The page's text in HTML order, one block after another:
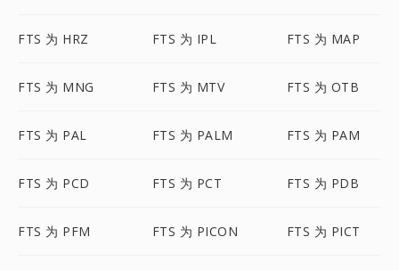
FTS 为 HRZ FTS 为 IPL FTS 为 MAP
FTS 为 MNG FTS 为 MTV FTS 为 OTB
FTS 为 PAL FTS 为 PALM FTS 为 PAM
FTS 为 PCD FTS 为 PCT FTS 为 PDB
FTS 为 PFM FTS 为 PICON FTS 为 PICT